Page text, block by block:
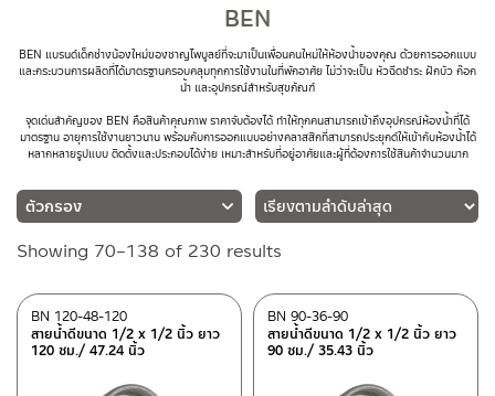
BEN
BEN แบรนด์เด็กช่างน้องใหม่ของชาญไพบูลย์ที่จะมาเป็นเพื่อนคนใหม่ให้ห้องน้ำของคุณ ด้วยการออกแบบ
และกระบวนการผลิตที่ได้มาตรฐานครอบคลุมทุกการใช้งานในที่พักอาศัย ไม่ว่าจะเป็น หัวฉีดชำระ ฝักบัว ก๊อก
น้ำ และอุปกรณ์สำหรับสุขภัณฑ์
จุดเด่นสำคัญของ BEN คือสินค้าคุณภาพ ราคาจับต้องได้ ทำให้ทุกคนสามารถเข้าถึงอุปกรณ์ห้องน้ำที่ได้
มาตรฐาน อายุการใช้งานยาวนาน พร้อมกับการออกแบบอย่างคลาสสิกที่สามารถประยุกต์ให้เข้ากับห้องน้ำได้
หลากหลายรูปแบบ ติดตั้งและประกอบได้ง่าย เหมาะสำหรับที่อยู่อาศัยและผู้ที่ต้องการใช้สินค้าจำนวนมาก
ประเภท
สายฝักบัว(5)
อุปกรณ์ตกแต่งห้องน้ำ
ฝักบัว(42)
ก๊อกน้ำ(47)
Showing 70–138 of 230 results
latest
สายน้ำดีขนาด 1/2 x 1/2 นิ้ว ยาว
120 ซม./ 47.24 นิ้ว
BN 120-48-120
สายน้ำดีขนาด 1/2 x 1/2 นิ้ว ยาว
90 ซม./ 35.43 นิ้ว
BN 90-36-90